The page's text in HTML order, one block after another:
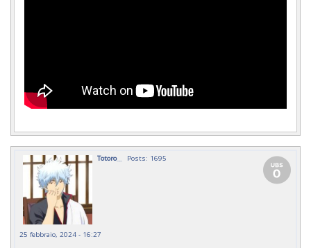
Totoro__ Posts: 1695
25 febbraio, 2024 - 16:27